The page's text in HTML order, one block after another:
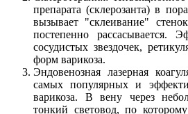
препарата (склерозанта) в
вызывает "склеивание"
постепенно рассасывается.
сосудистых звездочек,
форм варикоза.
Эндовенозная лазерная
самых популярных и
варикоза. В вену через
тонкий световод, по